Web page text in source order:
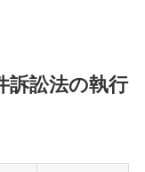
訴訟法の執行